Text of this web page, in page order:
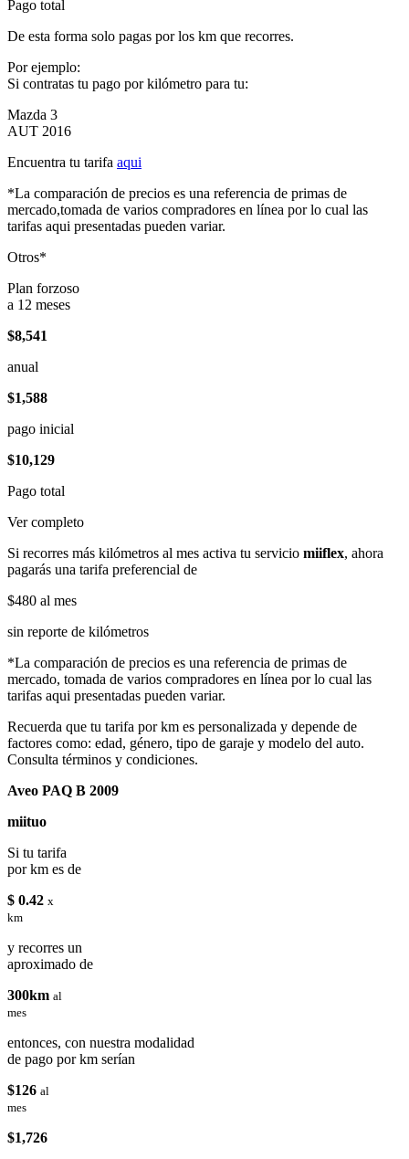
Pago total
De esta forma solo pagas por los km que recorres.
Por ejemplo:
Si contratas tu pago por kilómetro para tu:
Mazda 3
AUT 2016
Encuentra tu tarifa aqui
*La comparación de precios es una referencia de primas de
mercado,tomada de varios compradores en línea por lo cual las
tarifas aqui presentadas pueden variar.
Otros*
Plan forzoso
a 12 meses
$8,541
anual
$1,588
pago inicial
$10,129
Pago total
Ver completo
Si recorres más kilómetros al mes activa tu servicio miiflex, ahora
pagarás una tarifa preferencial de
$480 al mes
sin reporte de kilómetros
*La comparación de precios es una referencia de primas de
mercado, tomada de varios compradores en línea por lo cual las
tarifas aqui presentadas pueden variar.
Recuerda que tu tarifa por km es personalizada y depende de
factores como: edad, género, tipo de garaje y modelo del auto.
Consulta términos y condiciones.
Aveo PAQ B 2009
miituo
Si tu tarifa
por km es de
$ 0.42 x
km
y recorres un
aproximado de
300km al
mes
entonces, con nuestra modalidad
de pago por km serían
$126 al
mes
$1,726